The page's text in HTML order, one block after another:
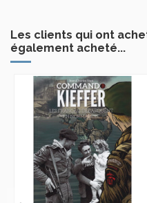
Les clients qui ont
également acheté...